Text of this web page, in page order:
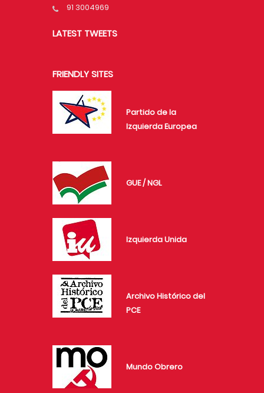
91 3004969
LATEST TWEETS
FRIENDLY SITES
Partido de la
Izquierda Europea
GUE / NGL
Izquierda Unida
Archivo Histórico del
PCE
Mundo Obrero